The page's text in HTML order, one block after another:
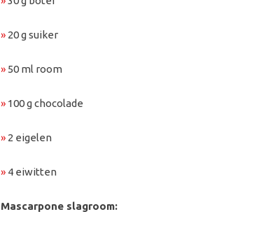
» 20 g suiker
» 50 ml room
» 100 g chocolade
» 2 eigelen
» 4 eiwitten
Mascarpone slagroom: